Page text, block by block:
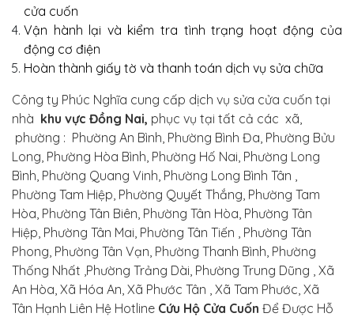
cửa cuốn
Vận hành lại và kiểm tra tình trạng hoạt động của
động cơ điện
Hoàn thành giấy tờ và thanh toán dịch vụ sửa chữa
Công ty Phúc Nghĩa cung cấp dịch vụ sửa cửa cuốn tại
nhà khu vực Đồng Nai, phục vụ tại tất cả các xã,
phường : Phường An Bình, Phường Bình Đa, Phường Bửu
Long, Phường Hòa Bình, Phường Hố Nai, Phường Long
Bình, Phường Quang Vinh, Phường Long Bình Tân ,
Phường Tam Hiệp, Phường Quyết Thắng, Phường Tam
Hòa, Phường Tân Biên, Phường Tân Hòa, Phường Tân
Hiệp, Phường Tân Mai, Phường Tân Tiến , Phường Tân
Phong, Phường Tân Vạn, Phường Thanh Bình, Phường
Thống Nhất ,Phường Trảng Dài, Phường Trung Dũng , Xã
An Hòa, Xã Hóa An, Xã Phước Tân , Xã Tam Phước, Xã
Tân Hạnh Liên Hệ Hotline Cứu Hộ Cửa Cuốn Để Được Hỗ